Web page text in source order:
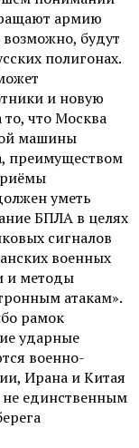
армию
будут
полигонах.
и новую
что Москва
машины
преимуществом
уметь
БПЛА в целях
сигналов
военных
и методы
атакам».
рамок
ударные
военно-
Ирана и Китая
единственным